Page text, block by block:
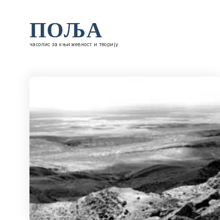
ПОЉА
часопис за књижевност и теорију